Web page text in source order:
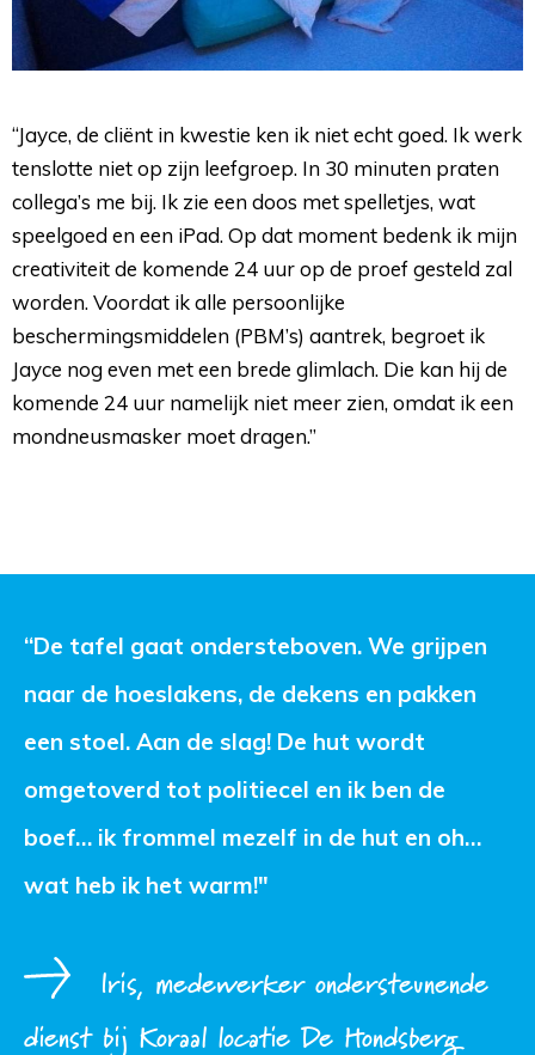
“Jayce, de cliënt in kwestie ken ik niet echt goed. Ik werk
tenslotte niet op zijn leefgroep. In 30 minuten praten
collega’s me bij. Ik zie een doos met spelletjes, wat
speelgoed en een iPad. Op dat moment bedenk ik mijn
creativiteit de komende 24 uur op de proef gesteld zal
worden. Voordat ik alle persoonlijke
beschermingsmiddelen (PBM’s) aantrek, begroet ik
Jayce nog even met een brede glimlach. Die kan hij de
komende 24 uur namelijk niet meer zien, omdat ik een
mondneusmasker moet dragen.”
“De tafel gaat ondersteboven. We grijpen
naar de hoeslakens, de dekens en pakken
een stoel. Aan de slag! De hut wordt
omgetoverd tot politiecel en ik ben de
boef… ik frommel mezelf in de hut en oh…
wat heb ik het warm!"
Iris, medewerker ondersteunende
dienst bij Koraal locatie De Hondsberg